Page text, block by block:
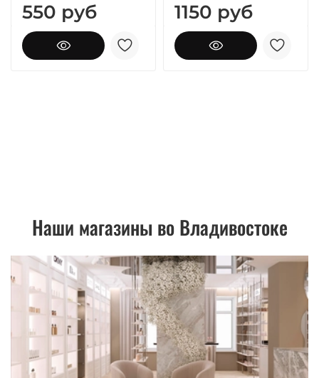
550 руб 1150 руб
Наши магазины во Владивостоке